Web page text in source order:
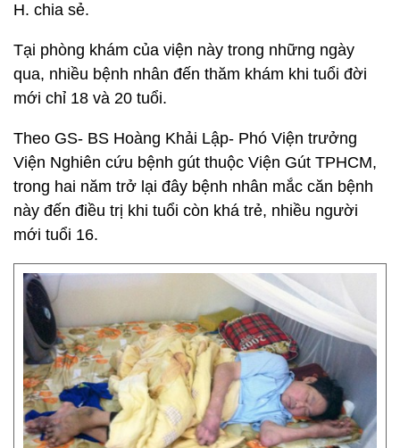
H. chia sẻ.
Tại phòng khám của viện này trong những ngày
qua, nhiều bệnh nhân đến thăm khám khi tuổi đời
mới chỉ 18 và 20 tuổi.
Theo GS- BS Hoàng Khải Lập- Phó Viện trưởng
Viện Nghiên cứu bệnh gút thuộc Viện Gút TPHCM,
trong hai năm trở lại đây bệnh nhân mắc căn bệnh
này đến điều trị khi tuổi còn khá trẻ, nhiều người
mới tuổi 16.